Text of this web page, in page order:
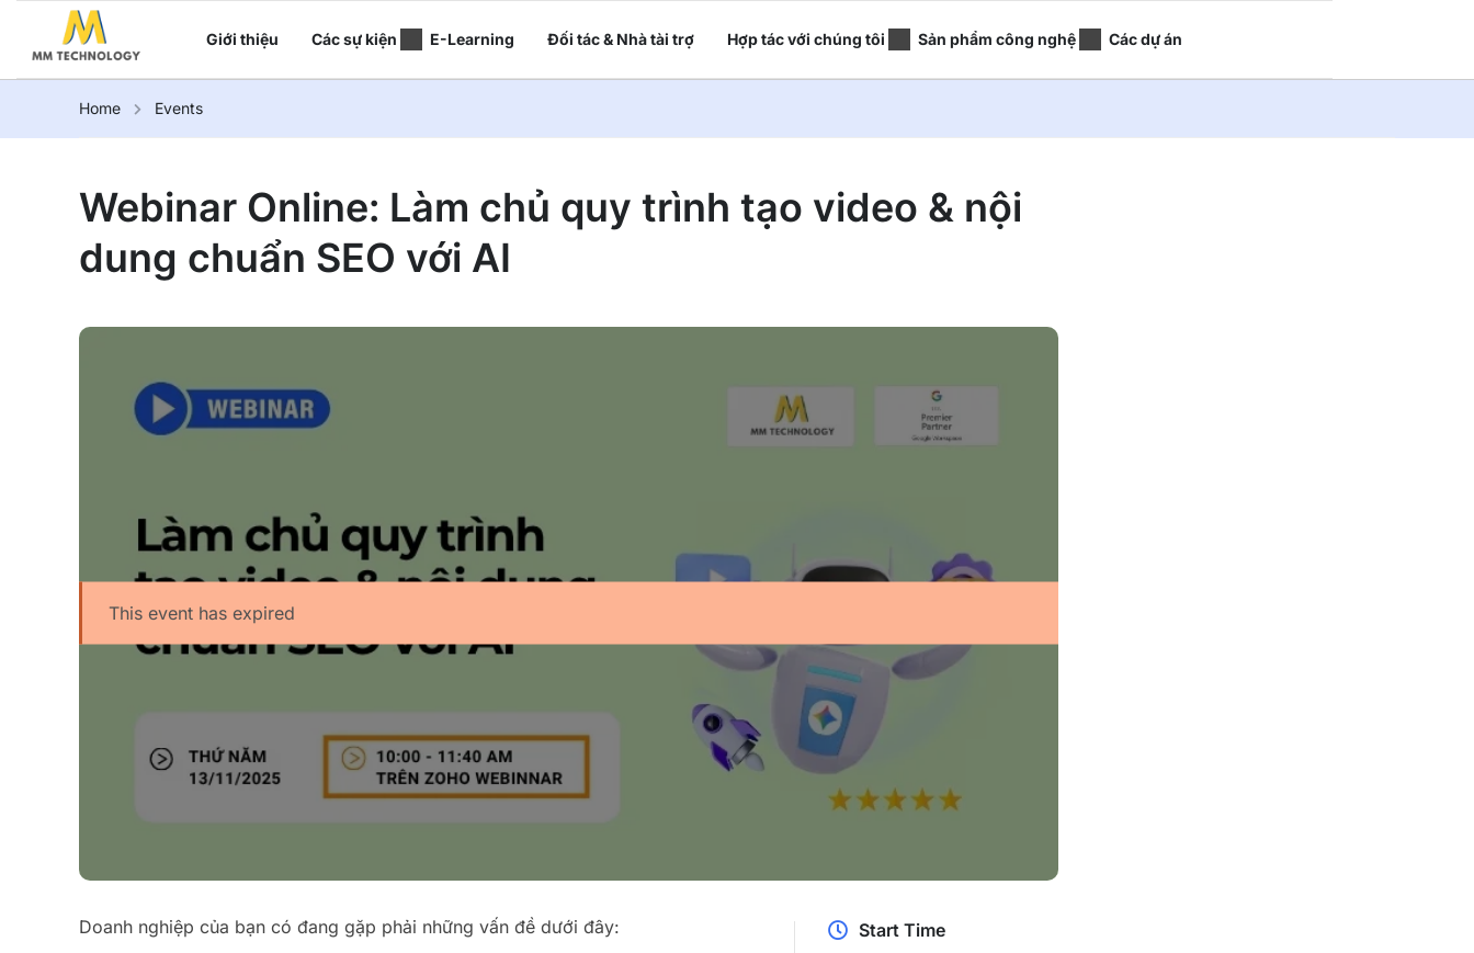
Giới thiệu Các sự kiện E-Learning Đối tác & Nhà tài trợ Hợp tác với chúng tôi Sản phẩm công nghệ Các dự án
Home Events
Webinar Online: Làm chủ quy trình tạo video & nội
dung chuẩn SEO với AI
This event has expired
Doanh nghiệp của bạn có đang gặp phải những vấn đề dưới đây: Start Time